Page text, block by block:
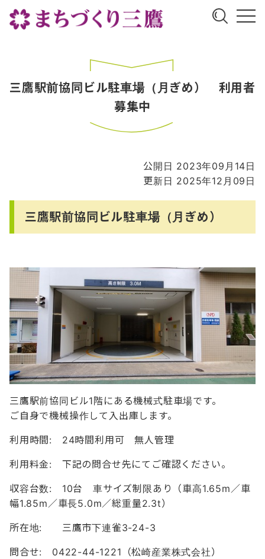
三鷹駅前協同ビル駐車場（月ぎめ） 利用者
募集中
公開日 2023年09月14日
更新日 2025年12月09日
三鷹駅前協同ビル駐車場（月ぎめ）
三鷹駅前協同ビル1階にある機械式駐車場です。
ご自身で機械操作して入出庫します。
利用時間: 24時間利用可 無人管理
利用料金: 下記の問合せ先にてご確認ください。
収容台数: 10台 車サイズ制限あり（車高1.65m／車
幅1.85m／車長5.0m／総重量2.3t）
所在地: 三鷹市下連雀3-24-3
問合せ: 0422-44-1221（松崎産業株式会社）